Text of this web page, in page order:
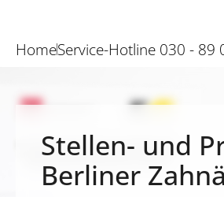
HomeService-Hotline 030 - 89
Stellen- und
Berliner